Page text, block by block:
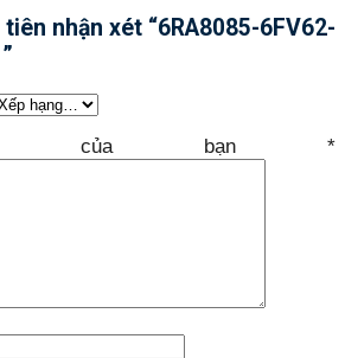
nhận xét “6RA8085-6FV62-
của bạn *